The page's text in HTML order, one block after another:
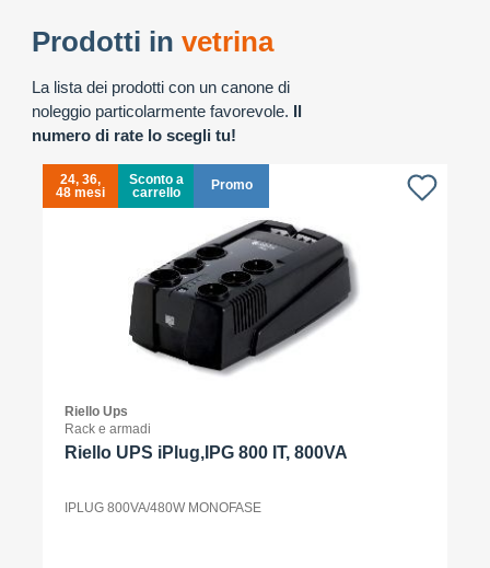
Prodotti in vetrina
La lista dei prodotti con un canone di
noleggio particolarmente favorevole. Il
numero di rate lo scegli tu!
24, 36,
48 mesi
Sconto a
carrello
Promo
Riello Ups
Rack e armadi
Riello UPS iPlug,IPG 800 IT, 800VA
IPLUG 800VA/480W MONOFASE